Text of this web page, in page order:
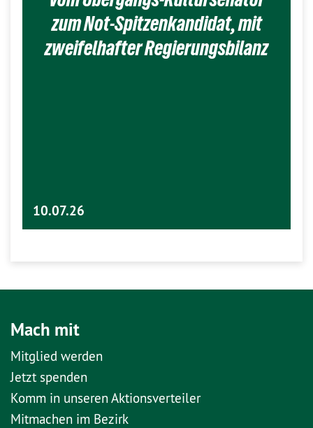
zum Not-Spitzenkandidat, mit
zweifelhafter Regierungsbilanz
10.07.26
Mach mit
Mitglied werden
Jetzt spenden
Komm in unseren Aktionsverteiler
Mitmachen im Bezirk